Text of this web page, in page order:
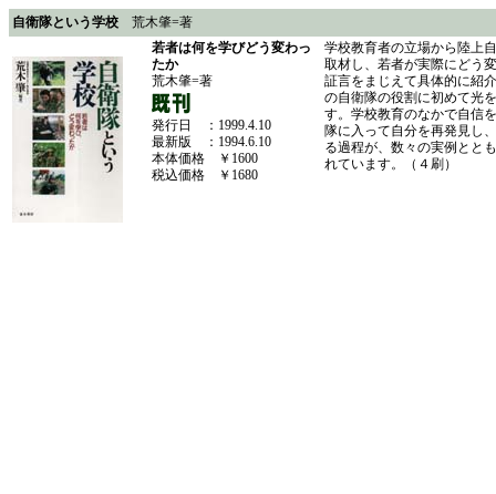
自衛隊という学校 荒木肇=著
若者は何を学びどう変わっ
たか
荒木肇=著
発行日 ：1999.4.10
最新版 ：1994.6.10
本体価格 ￥1600
税込価格 ￥1680
学校教育者の立場から陸上
取材し、若者が実際にどう
証言をまじえて具体的に紹
の自衛隊の役割に初めて光
す。学校教育のなかで自信
隊に入って自分を再発見し
る過程が、数々の実例とと
れています。（４刷）